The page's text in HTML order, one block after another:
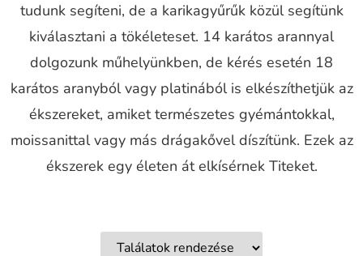
tudunk segíteni, de a karikagyűrűk közül segítünk
kiválasztani a tökéleteset. 14 karátos arannyal
dolgozunk műhelyünkben, de kérés esetén 18
karátos aranyból vagy platinából is elkészíthetjük az
ékszereket, amiket természetes gyémántokkal,
moissanittal vagy más drágakővel díszítünk. Ezek az
ékszerek egy életen át elkísérnek Titeket.